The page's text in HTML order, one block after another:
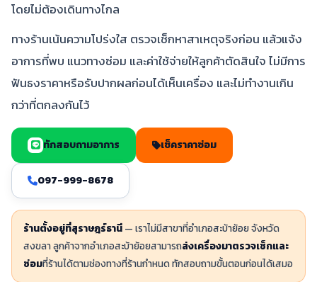
โดยไม่ต้องเดินทางไกล
ทางร้านเน้นความโปร่งใส ตรวจเช็กหาสาเหตุจริงก่อน แล้วแจ้ง
อาการที่พบ แนวทางซ่อม และค่าใช้จ่ายให้ลูกค้าตัดสินใจ ไม่มีการ
ฟันธงราคาหรือรับปากผลก่อนได้เห็นเครื่อง และไม่ทำงานเกิน
กว่าที่ตกลงกันไว้
ทักสอบถามอาการ เช็คราคาซ่อม
097-999-8678
ร้านตั้งอยู่ที่สุราษฎร์ธานี — เราไม่มีสาขาที่อำเภอสะบ้าย้อย จังหวัด
สงขลา ลูกค้าจากอำเภอสะบ้าย้อยสามารถส่งเครื่องมาตรวจเช็กและ
ซ่อมที่ร้านได้ตามช่องทางที่ร้านกำหนด ทักสอบถามขั้นตอนก่อนได้เสมอ